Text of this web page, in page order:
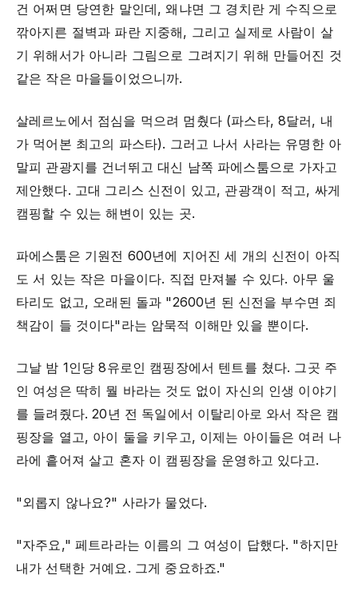
건 어쩌면 당연한 말인데, 왜냐면 그 경치란 게 수직으로
깎아지른 절벽과 파란 지중해, 그리고 실제로 사람이 살
기 위해서가 아니라 그림으로 그려지기 위해 만들어진 것
같은 작은 마을들이었으니까.
살레르노에서 점심을 먹으려 멈췄다 (파스타, 8달러, 내
가 먹어본 최고의 파스타). 그러고 나서 사라는 유명한 아
말피 관광지를 건너뛰고 대신 남쪽 파에스툼으로 가자고
제안했다. 고대 그리스 신전이 있고, 관광객이 적고, 싸게
캠핑할 수 있는 해변이 있는 곳.
파에스툼은 기원전 600년에 지어진 세 개의 신전이 아직
도 서 있는 작은 마을이다. 직접 만져볼 수 있다. 아무 울
타리도 없고, 오래된 돌과 "2600년 된 신전을 부수면 죄
책감이 들 것이다"라는 암묵적 이해만 있을 뿐이다.
그날 밤 1인당 8유로인 캠핑장에서 텐트를 쳤다. 그곳 주
인 여성은 딱히 뭘 바라는 것도 없이 자신의 인생 이야기
를 들려줬다. 20년 전 독일에서 이탈리아로 와서 작은 캠
핑장을 열고, 아이 둘을 키우고, 이제는 아이들은 여러 나
라에 흩어져 살고 혼자 이 캠핑장을 운영하고 있다고.
"외롭지 않나요?" 사라가 물었다.
"자주요," 페트라라는 이름의 그 여성이 답했다. "하지만
내가 선택한 거예요. 그게 중요하죠."